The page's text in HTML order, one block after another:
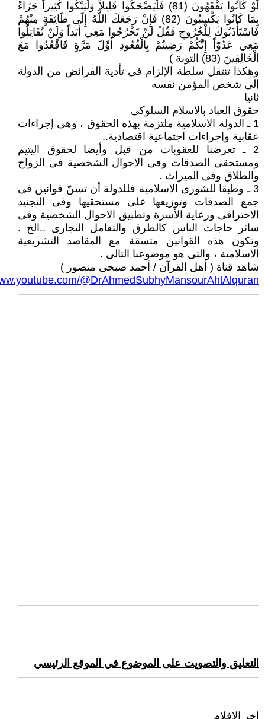
لَوْ كَانُوا يَفْقَهُونَ (81) فَلْيَضْحَكُوا قَلِيلاً وَلْيَبْكُوا كَثِيراً جَزَاءً
بِمَا كَانُوا يَكْسِبُونَ (82) فَإِنْ رَجَعَكَ اللَّهُ إِلَى طَائِفَةٍ مِنْهُمْ
فَاسْتَأْذَنُوكَ لِلْخُرُوجِ فَقُلْ لَنْ تَخْرُجُوا مَعِي أَبَداً وَلَنْ تُقَاتِلُوا
مَعِي عَدُوّاً إِنَّكُمْ رَضِيتُمْ بِالْقُعُودِ أَوَّلَ مَرَّةٍ فَاقْعُدُوا مَعَ
الْخَالِفِينَ (83) التوبة )
وهكذا تنتقل سلطة الإلزام في تأدية الفرائض من الدولة
إلى شخص المؤمن نفسه
ثانيا
حقوق العباد بالاسلام السلوكى
1 ـ الدولة الاسلامية ملتزمة بهذه الحقوق ، وهى إجراءات
عقابية وإجراءات اجتماعية اقتصادية..
2 ـ تعرضنا للعقوبات من قبل وأيضا لحقوق اليتيم
ومستحقى الصدقات وفى الاحوال الشخصية فى الزواج
والطلاق وفى الميراث .
3 ـ وطبقا للشورى الاسلامية فللدولة أن تسنّ قوانين فى
جمع الصدقات وتوزيعها على مستحقيها وفى التجنيد
الاحترافى ورعاية الأسرة وتطبيق الاحوال الشخصية وفى
سائر حاجات الناس كالطرق والتعامل التجارى ..الخ .
وتكون هذه القوانين متسقة مع المقاصد التشريعية
الاسلامية ، والتى هو موضوعنا التالى .
شاهد قناة ( أهل القرآن / أحمد صبحى منصور )
@DrAhmedSubhyMansourAhlAlquran
التعليق والتصويت على الموضوع في الموقع الرئيسي
اخر الافلام